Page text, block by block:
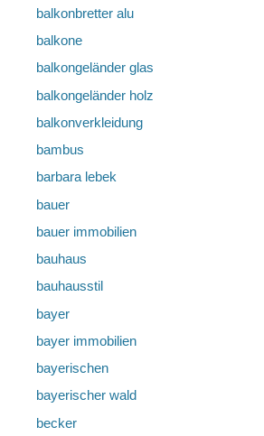
balkonbretter alu
balkone
balkongeländer glas
balkongeländer holz
balkonverkleidung
bambus
barbara lebek
bauer
bauer immobilien
bauhaus
bauhausstil
bayer
bayer immobilien
bayerischen
bayerischer wald
becker